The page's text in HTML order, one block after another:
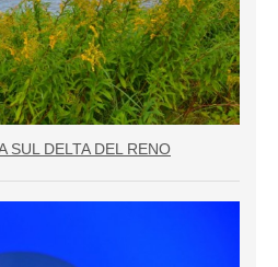
SUL DELTA DEL RENO